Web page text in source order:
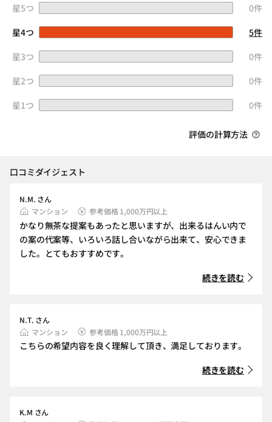
星5つ
0件
星4つ
5件
星3つ
0件
星2つ
0件
星1つ
0件
評価の計算方法
口コミダイジェスト
N.M. さん
マンション
参考価格 1,000万円以上
かなり無茶な提案もあったと思いますが、出来るはんい内で
の案の代案等、いろいろ話し合いながら出来て、安心できま
した。とてもおすすめです。
続きを読む
N.T. さん
マンション
参考価格 1,000万円以上
こちらの希望内容を良く理解して頂き、満足しております。
続きを読む
K.M さん